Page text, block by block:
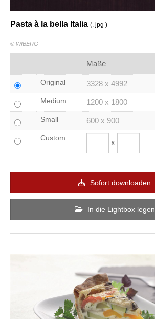
Pasta à la bella Italia (. jpg )
© WIBERG
Maße
Original 3328 x 4992
Medium 1200 x 1800
Small 600 x 900
Custom x
Sofort downloaden
In die Lightbox legen